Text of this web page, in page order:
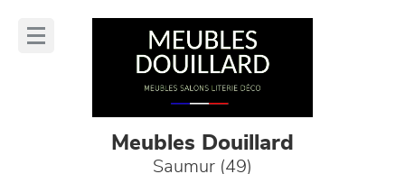
Meubles Douillard
Saumur (49)